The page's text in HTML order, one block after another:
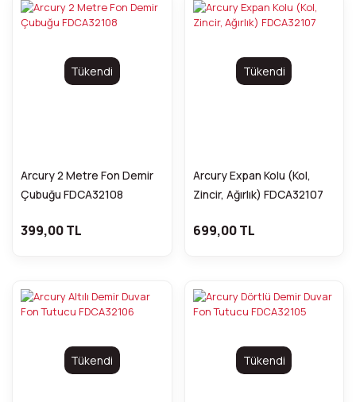
Tükendi
Arcury 2 Metre Fon Demir
Çubuğu FDCA32108
399,00 TL
Tükendi
Arcury Expan Kolu (Kol,
Zincir, Ağırlık) FDCA32107
699,00 TL
Tükendi Tükendi